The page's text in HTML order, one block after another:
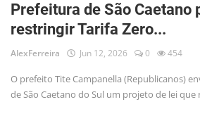
Musica
Contato
Prefeitura de São Caetano
restringir Tarifa Zero...
AlexFerreira Jun 12, 2026 0 454
O prefeito Tite Campanella (Republicanos)
de São Caetano do Sul um projeto de lei que